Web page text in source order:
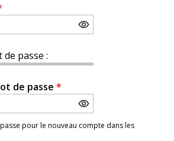
passe :
de passe *
pour le nouveau compte dans les